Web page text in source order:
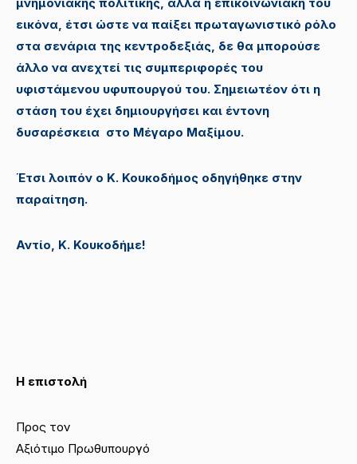
εικόνα, έτσι ώστε να παίξει πρωταγωνιστικό ρόλο
στα σενάρια της κεντροδεξιάς, δε θα μπορούσε
άλλο να ανεχτεί τις συμπεριφορές του
υφιστάμενου υφυπουργού του. Σημειωτέον ότι η
στάση του έχει δημιουργήσει και έντονη
δυσαρέσκεια στο Μέγαρο Μαξίμου.
Έτσι λοιπόν ο Κ. Κουκοδήμος οδηγήθηκε στην
παραίτηση.
Αντίο, Κ. Κουκοδήμε!
Η επιστολή
Προς τον
Αξιότιμο Πρωθυπουργό